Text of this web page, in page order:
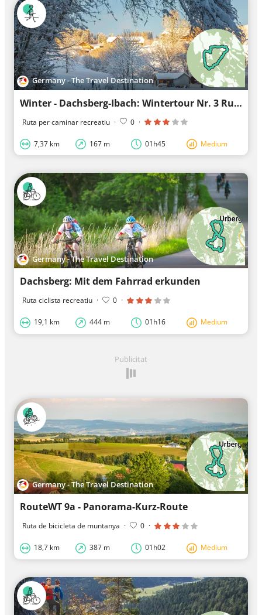
Germany - The Travel Destination
Winter - Dachsberg-Ibach: Wintertour Nr. 3 Rund um den Schwarzenhof
Ruta per caminar recreatiu · 0 ·
7,37 km 167 m 01h45 Medium
Germany - The Travel Destination
Dachsberg: Mit dem Fahrrad erkunden
Ruta ciclista recreatiu · 0 ·
19,1 km 444 m 01h16 Medium
Publicitat
Germany - The Travel Destination
RouteWT 9a - Panorama-Kurz-Route
Ruta de bicicleta de muntanya · 0 ·
18,7 km 387 m 01h02 Medium